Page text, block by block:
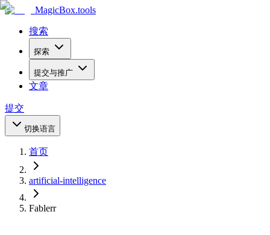
MagicBox.tools
搜索
探索
提交与推广
文章
提交
切换语言
首页
artificial-intelligence
Fablerr